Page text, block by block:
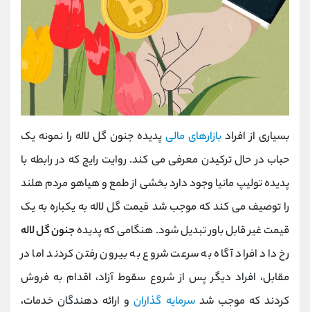
بسیاری از افراد بازارهای مالی پدیده جنون گل لاله را نمونه یک
حباب در حال ترکیدن معرفی می کند. روایت رایج که در رابطه با
پدیده تولیپ مانیا وجود دارد بخشی از طمع و هیاهو مردم هلند
را توصیف می کند که موجب شد قیمت گل لاله به یکباره به یک
قیمت غیر قابل باور تبدیل شود. هنگامی که پدیدهجنون گل لاله
رخ داد افراد آگاه به سرعت شروع به بیرون رفتن کردند اما در
مقابل، افراد دیگر پس از شروع سقوط آزاد، اقدام به فروش
کردند که موجب شدسرمایه گذارانو ارائه دهندگان خدمات،